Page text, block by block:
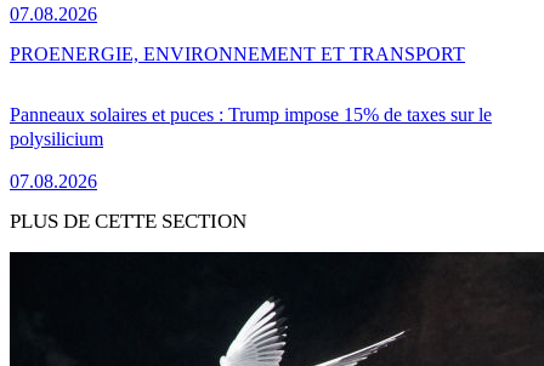
07.08.2026
Panneaux solaires et puces : Trump impose 15% de taxes sur le
polysilicium
07.08.2026
PROENERGIE, ENVIRONNEMENT ET TRANSPORT
PLUS DE CETTE SECTION